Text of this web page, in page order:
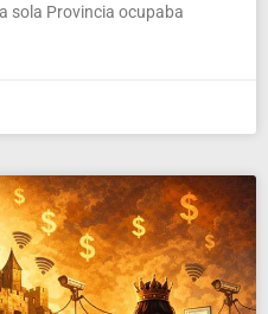
sola Provincia ocupaba